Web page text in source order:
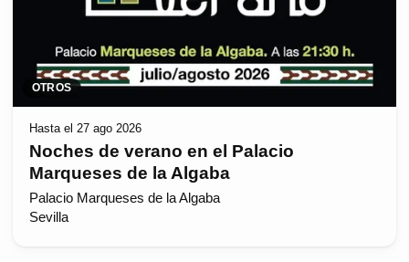
OTROS
Hasta el 27 ago 2026
Noches de verano en el Palacio
Marqueses de la Algaba
Palacio Marqueses de la Algaba
Sevilla